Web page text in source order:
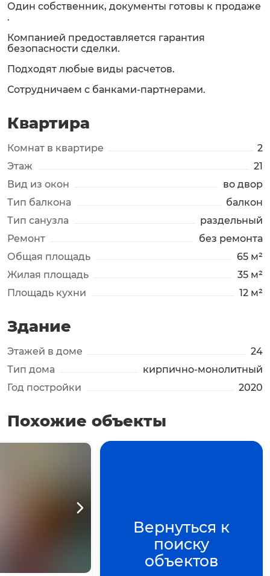
Один собственник, документы готовы к продаже
.
Компанией предоставляется гарантия
безопасности сделки.
Подходят любые виды расчетов.
Сотрудничаем с банками-партнерами.
Квартира
Комнат в квартире
2
Этаж
21
Вид из окон
во двор
Тип балкона
балкон
Тип санузла
раздельный
Ремонт
без ремонта
Общая площадь
65 м²
Жилая площадь
35 м²
Площадь кухни
12 м²
Здание
Этажей в доме
24
Тип дома
кирпично-монолитный
Год постройки
2020
Похожие объекты
Нажмите для просмотра
Вернуться к
поиску
объектов